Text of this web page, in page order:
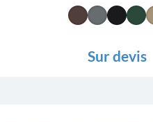
Sur devis